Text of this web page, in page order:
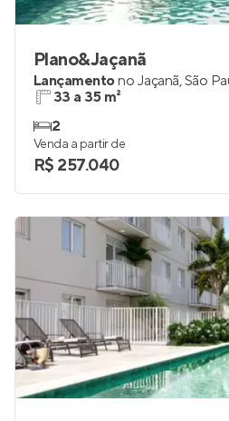
Plano&Jaçanã
Lançamentono Jaçanã,São
33 a 35 m²
2
Venda a partir de
R$ 257.040